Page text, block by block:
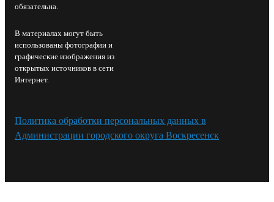
обязательна.
В материалах могут быть
использованы фотографии и
графические изображения из
открытых источников в сети
Интернет.
Политика обработки персональных данных в
Администрации городского округа Воскресенск